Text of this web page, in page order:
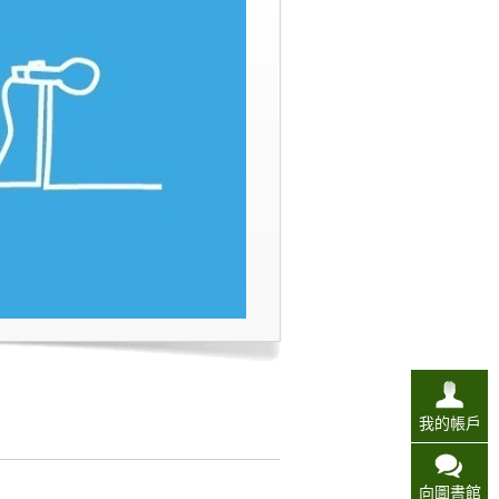
我的帳戶
向圖書館